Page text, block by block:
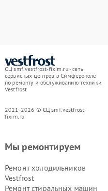
СЦ smf.vestfrost-fixim.ru - сеть
сервисных центров в Симферополе
по ремонту и обслуживанию техники
Vestfrost
2021-2026 © СЦ smf.vestfrost-
fixim.ru
Мы ремонтируем
Ремонт холодильников
Vestfrost
Ремонт стиральных машин